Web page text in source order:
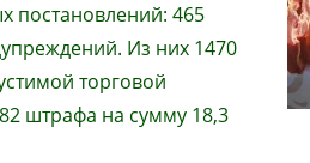
постановлений: 465
Из них 1470
торговой
штрафа на сумму 18,3